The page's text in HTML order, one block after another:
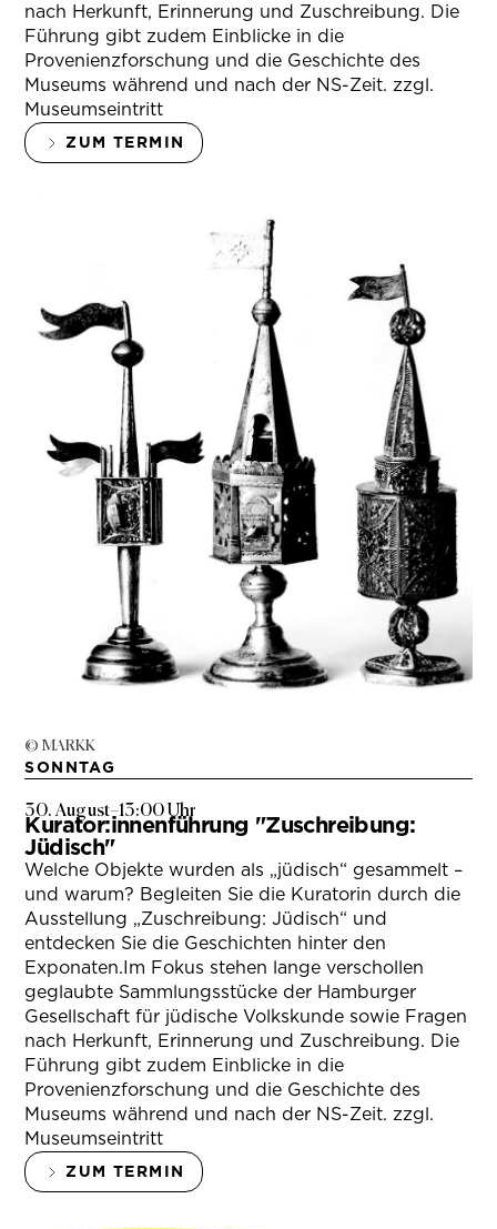
nach Herkunft, Erinnerung und Zuschreibung. Die
Führung gibt zudem Einblicke in die
Provenienzforschung und die Geschichte des
Museums während und nach der NS-Zeit. zzgl.
Museumseintritt
ZUM TERMIN
© MARKK
SONNTAG
30. August–13:00 Uhr
Kurator:innenführung "Zuschreibung:
Jüdisch"
Welche Objekte wurden als „jüdisch“ gesammelt –
und warum? Begleiten Sie die Kuratorin durch die
Ausstellung „Zuschreibung: Jüdisch“ und
entdecken Sie die Geschichten hinter den
Exponaten.Im Fokus stehen lange verschollen
geglaubte Sammlungsstücke der Hamburger
Gesellschaft für jüdische Volkskunde sowie Fragen
nach Herkunft, Erinnerung und Zuschreibung. Die
Führung gibt zudem Einblicke in die
Provenienzforschung und die Geschichte des
Museums während und nach der NS-Zeit. zzgl.
Museumseintritt
ZUM TERMIN